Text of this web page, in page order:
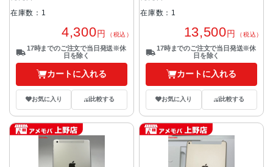
在庫数：1
4,300円 （税込）
17時までのご注文で当日発送※休
日を除く
カートに入れる
お気に入り 比較する
在庫数：1
13,500円 （税込）
17時までのご注文で当日発送※休
日を除く
カートに入れる
お気に入り 比較する